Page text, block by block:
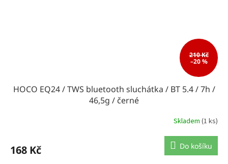
210 Kč
–20 %
HOCO EQ24 / TWS bluetooth sluchátka / BT 5.4 / 7h /
46,5g / černé
Skladem (1 ks)
168 Kč Do košíku